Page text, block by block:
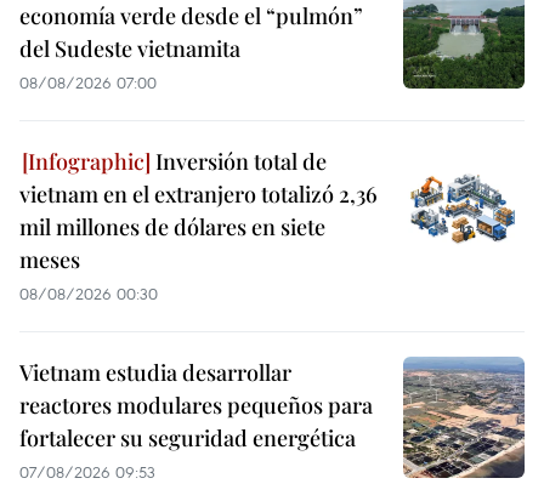
economía verde desde el “pulmón”
del Sudeste vietnamita
08/08/2026 07:00
Inversión total de
vietnam en el extranjero totalizó 2,36
mil millones de dólares en siete
meses
08/08/2026 00:30
Vietnam estudia desarrollar
reactores modulares pequeños para
fortalecer su seguridad energética
07/08/2026 09:53